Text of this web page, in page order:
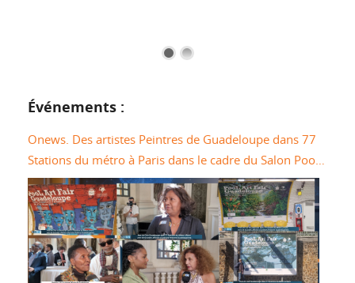
Événements :
Onews. Des artistes Peintres de Guadeloupe dans 77
Stations du métro à Paris dans le cadre du Salon Pool
Art Fair